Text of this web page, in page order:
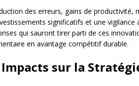
des erreurs, gains de productivité,
significatifs et une vigilance
qui sauront tirer parti de ces
en avantage compétitif durable.
Impacts sur la